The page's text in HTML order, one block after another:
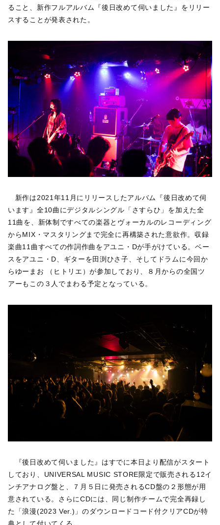
ること、新作フルアルバム『後日改めて伺いました』をリリー
スすることが発表された。
新作は2021年11月にリリースしたアルバム『後日改めて伺
います』全10曲にデジタルシングル「さすらひ」を加えた全
11曲を、新体制ですべての楽器とヴォーカルのレコーディング
からMIX・マスタリングまで完全に再構築された意欲作。収録
楽曲11曲すべての作詞作曲をアユニ・Dが手がけている。ベー
スをアユニ・D、ギターを田渕ひさ子、そしてドラムに今回か
らゆーまお （ヒトリエ）が参加しており、８月からの全国ツ
アーもこの３人でまわる予定となっている。
『後日改めて伺いました』はすでに本日より配信がスタート
しており、UNIVERSAL MUSIC STORE限定で販売される12イ
ンチアナログ盤と、７月５日に発売されるCD盤の２形態が用
意されている。さらにCDには、同じ制作チームで完全再録し
た「浪漫(2023 Ver.)」のダウンロードコード付クリアCDが特
典として付いてくる。